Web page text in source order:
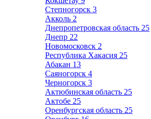
Степногорск 3
Акколь 2
Днепропетровская область 25
Днепр 22
Новомосковск 2
Республика Хакасия 25
Абакан 13
Саяногорск 4
Черногорск 3
Актюбинская область 25
Актобе 25
Оренбургская область 25